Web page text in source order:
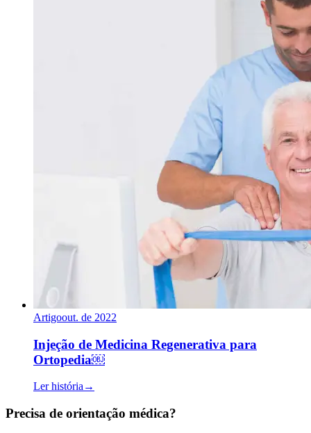
Artigoout. de 2022
Injeção de Medicina Regenerativa para
Ortopedia￼
Ler história→
Precisa de orientação médica?